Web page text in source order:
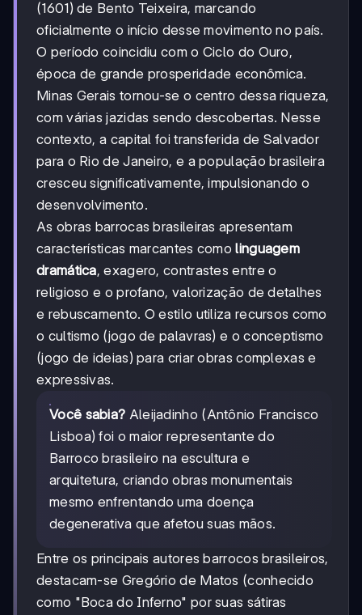
(1601) de Bento Teixeira, marcando
oficialmente o início desse movimento no país.
O período coincidiu com o Ciclo do Ouro,
época de grande prosperidade econômica.
Minas Gerais tornou-se o centro dessa riqueza,
com várias jazidas sendo descobertas. Nesse
contexto, a capital foi transferida de Salvador
para o Rio de Janeiro, e a população brasileira
cresceu significativamente, impulsionando o
desenvolvimento.
As obras barrocas brasileiras apresentam
características marcantes comolinguagem
dramática, exagero, contrastes entre o
religioso e o profano, valorização de detalhes
e rebuscamento. O estilo utiliza recursos como
o cultismo (jogo de palavras) e o conceptismo
(jogo de ideias) para criar obras complexas e
expressivas.
Você sabia? Aleijadinho (Antônio Francisco
Lisboa) foi o maior representante do
Barroco brasileiro na escultura e
arquitetura, criando obras monumentais
mesmo enfrentando uma doença
degenerativa que afetou suas mãos.
Entre os principais autores barrocos brasileiros,
destacam-se Gregório de Matos (conhecido
como "Boca do Inferno" por suas sátiras